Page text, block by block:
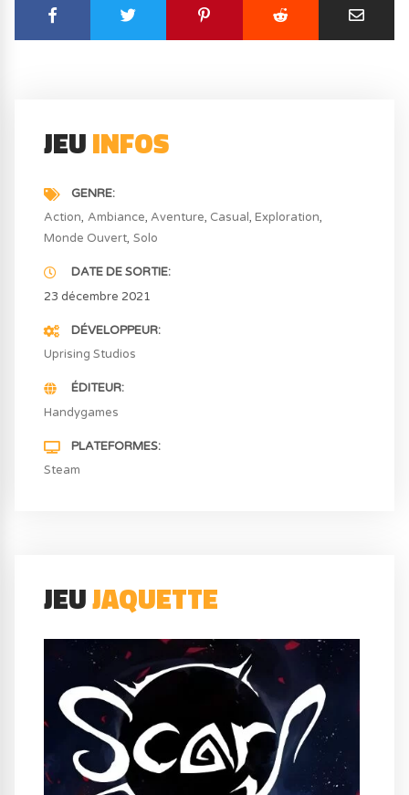
JEUINFOS
GENRE
Action Ambiance Aventure Casual Exploration
Monde Ouvert Solo
DATE DE SORTIE
23 décembre 2021
DÉVELOPPEUR
Uprising Studios
ÉDITEUR
Handygames
PLATEFORMES
Steam
JEUJAQUETTE